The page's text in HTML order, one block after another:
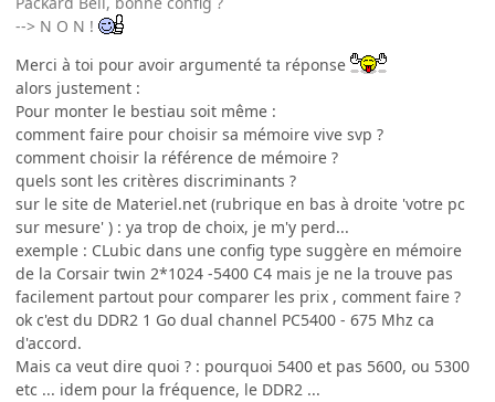
--> N O N !
Merci à toi pour avoir argumenté ta réponse
alors justement :
Pour monter le bestiau soit même :
comment faire pour choisir sa mémoire vive svp ?
comment choisir la référence de mémoire ?
quels sont les critères discriminants ?
sur le site de Materiel.net (rubrique en bas à droite 'votre pc
sur mesure' ) : ya trop de choix, je m'y perd...
exemple : CLubic dans une config type suggère en mémoire
de la Corsair twin 2*1024 -5400 C4 mais je ne la trouve pas
facilement partout pour comparer les prix , comment faire ?
ok c'est du DDR2 1 Go dual channel PC5400 - 675 Mhz ca
d'accord.
Mais ca veut dire quoi ? : pourquoi 5400 et pas 5600, ou 5300
etc ... idem pour la fréquence, le DDR2 ...